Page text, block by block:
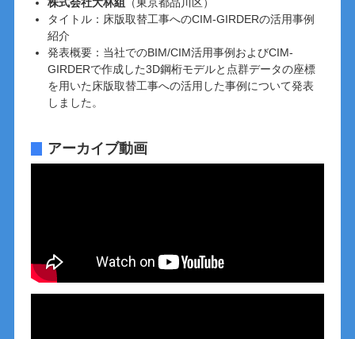
株式会社大林組
（東京都品川区）
タイトル：床版取替工事へのCIM-GIRDERの活用事例
紹介
発表概要：当社でのBIM/CIM活用事例およびCIM-
GIRDERで作成した3D鋼桁モデルと点群データの座標
を用いた床版取替工事への活用した事例について発表
しました。
アーカイブ動画